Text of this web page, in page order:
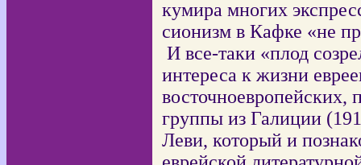
кумира многих
сионизм в Кафке «не
И все-таки «плод
интереса к жизни
восточноевропейских,
группы из Галиции
Леви, который и